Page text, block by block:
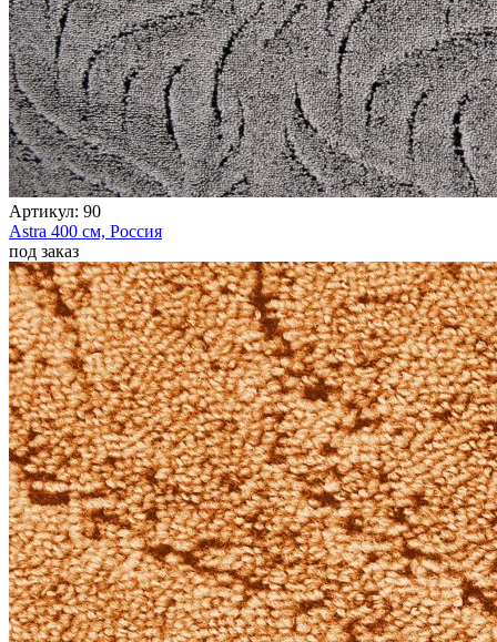
₽
По
форме
Прямоугольные
ковры
Овальные
ковры
Круглые
ковры
Квадратные
Полуовальные
Восьмигранники
Дорожки
Синтетические
ковровые
дорожки
Дорожки
на
резиновой
основе
Ковровые
шерстяные
дорожки
Паласные
дорожки
Кремлевские
дорожки
Ковролин
Ковролин
в
Артикул: 90
Astra 400 см, Россия
под заказ